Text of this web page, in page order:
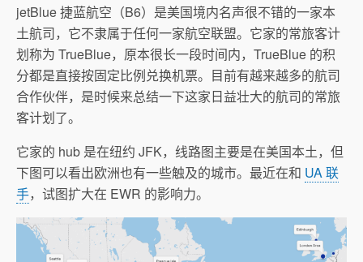
jetBlue 捷蓝航空（B6）是美国境内名声很不错的一家本
土航司，它不隶属于任何一家航空联盟。它家的常旅客计
划称为 TrueBlue，原本很长一段时间内，TrueBlue 的积
分都是直接按固定比例兑换机票。目前有越来越多的航司
合作伙伴，是时候来总结一下这家日益壮大的航司的常旅
客计划了。
它家的 hub 是在纽约 JFK，线路图主要是在美国本土，但
下图可以看出欧洲也有一些触及的城市。最近在和 UA 联
手，试图扩大在 EWR 的影响力。